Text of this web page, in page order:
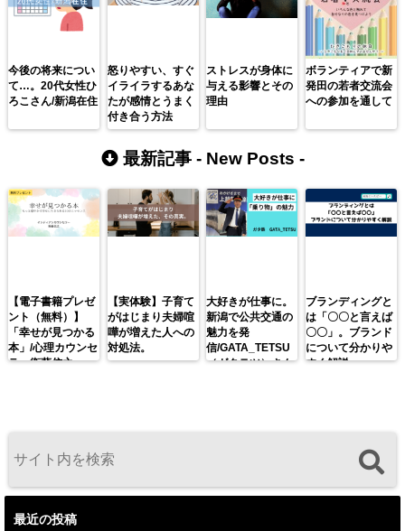
今後の将来につい
て…。20代女性ひ
ろこさん/新潟在住
怒りやすい、すぐ
イライラするあな
たが感情とうまく
付き合う方法
ストレスが身体に
与える影響とその
理由
ボランティアで新
発田の若者交流会
への参加を通して
最新記事 - New Posts -
【電子書籍プレゼ
ント（無料）】
「幸せが見つかる
本」/心理カウンセ
ラー衛藤信之
【実体験】子育て
がはじまり夫婦喧
嘩が増えた人への
対処法。
大好きが仕事に。
新潟で公共交通の
魅力を発
信/GATA_TETSU
（ガタテツ）さん
ブランディングと
は「〇〇と言えば
〇〇」。ブランド
について分かりや
すく解説。
最近の投稿